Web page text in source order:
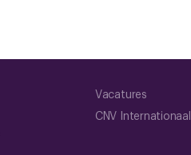
Vacatures
CNV Internationaal